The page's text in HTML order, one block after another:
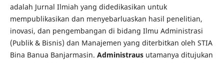
adalah Jurnal Ilmiah yang didedikasikan untuk
mempublikasikan dan menyebarluaskan hasil penelitian,
inovasi, dan pengembangan di bidang Ilmu Administrasi
(Publik & Bisnis) dan Manajemen yang diterbitkan oleh STIA
Bina Banua Banjarmasin. Administrausutamanya ditujukan